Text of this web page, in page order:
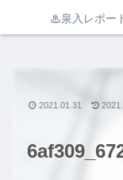
♨︎泉入レポー
2021.01.31